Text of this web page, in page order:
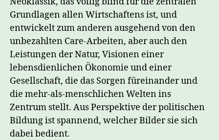
Grundlagen allen Wirtschaftens ist, und
entwickelt zum anderen ausgehend von den
unbezahlten Care-Arbeiten, aber auch den
Leistungen der Natur, Visionen einer
lebensdienlichen Ökonomie und einer
Gesellschaft, die das Sorgen füreinander und
die mehr-als-menschlichen Welten ins
Zentrum stellt. Aus Perspektive der politischen
Bildung ist spannend, welcher Bilder sie sich
dabei bedient.